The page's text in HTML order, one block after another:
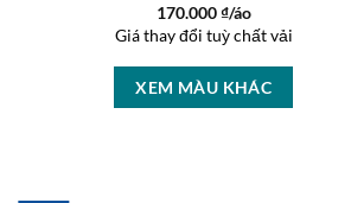
170.000₫/áo
Giá thay đổi tuỳ chất vải
XEM MÀU KHÁC